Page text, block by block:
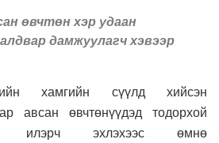
өвчтөн хэр удаан
дамжуулагч хэвээр
хамгийн сүүлд хийсэн
авсан өвчтөнүүдэд тодорхой
илэрч эхлэхээс өмнө